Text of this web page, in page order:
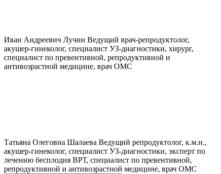
Иван Андреевич Лучин Ведущий врач-репродуктолог,
акушер-гинеколог, специалист УЗ-диагностики, хирург,
специалист по превентивной, репродуктивной и
антивозрастной медицине, врач ОМС
Татьяна Олеговна Шалаева Ведущий репродуктолог, к.м.н.,
акушер-гинеколог, специалист УЗ-диагностики, эксперт по
лечению бесплодия ВРТ, специалист по превентивной,
репродуктивной и антивозрастной медицине, врач ОМС